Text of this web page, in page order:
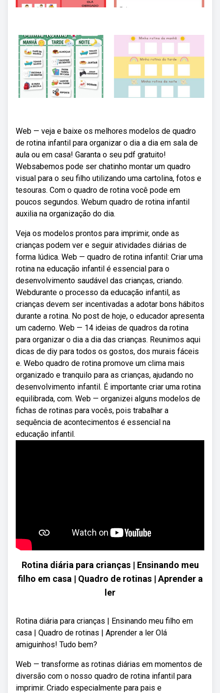
Web — veja e baixe os melhores modelos de quadro
de rotina infantil para organizar o dia a dia em sala de
aula ou em casa! Garanta o seu pdf gratuito!
Websabemos pode ser chatinho montar um quadro
visual para o seu filho utilizando uma cartolina, fotos e
tesouras. Com o quadro de rotina você pode em
poucos segundos. Webum quadro de rotina infantil
auxilia na organização do dia.
Veja os modelos prontos para imprimir, onde as
crianças podem ver e seguir atividades diárias de
forma lúdica. Web — quadro de rotina infantil: Criar uma
rotina na educação infantil é essencial para o
desenvolvimento saudável das crianças, criando.
Webdurante o processo da educação infantil, as
crianças devem ser incentivadas a adotar bons hábitos
durante a rotina. No post de hoje, o educador apresenta
um caderno. Web — 14 ideias de quadros da rotina
para organizar o dia a dia das crianças. Reunimos aqui
dicas de diy para todos os gostos, dos murais fáceis
e. Webo quadro de rotina promove um clima mais
organizado e tranquilo para as crianças, ajudando no
desenvolvimento infantil. É importante criar uma rotina
equilibrada, com. Web — organizei alguns modelos de
fichas de rotinas para vocês, pois trabalhar a
sequência de acontecimentos é essencial na
educação infantil.
Rotina diária para crianças | Ensinando meu
filho em casa | Quadro de rotinas | Aprender a
ler
Rotina diária para crianças | Ensinando meu filho em
casa | Quadro de rotinas | Aprender a ler Olá
amiguinhos! Tudo bem?
Web — transforme as rotinas diárias em momentos de
diversão com o nosso quadro de rotina infantil para
imprimir. Criado especialmente para pais e